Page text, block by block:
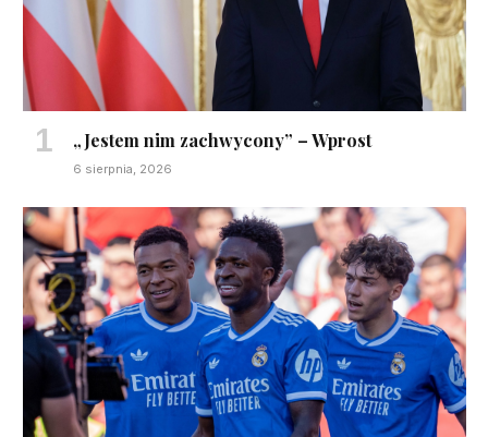
„Jestem nim zachwycony” – Wprost
6 sierpnia, 2026